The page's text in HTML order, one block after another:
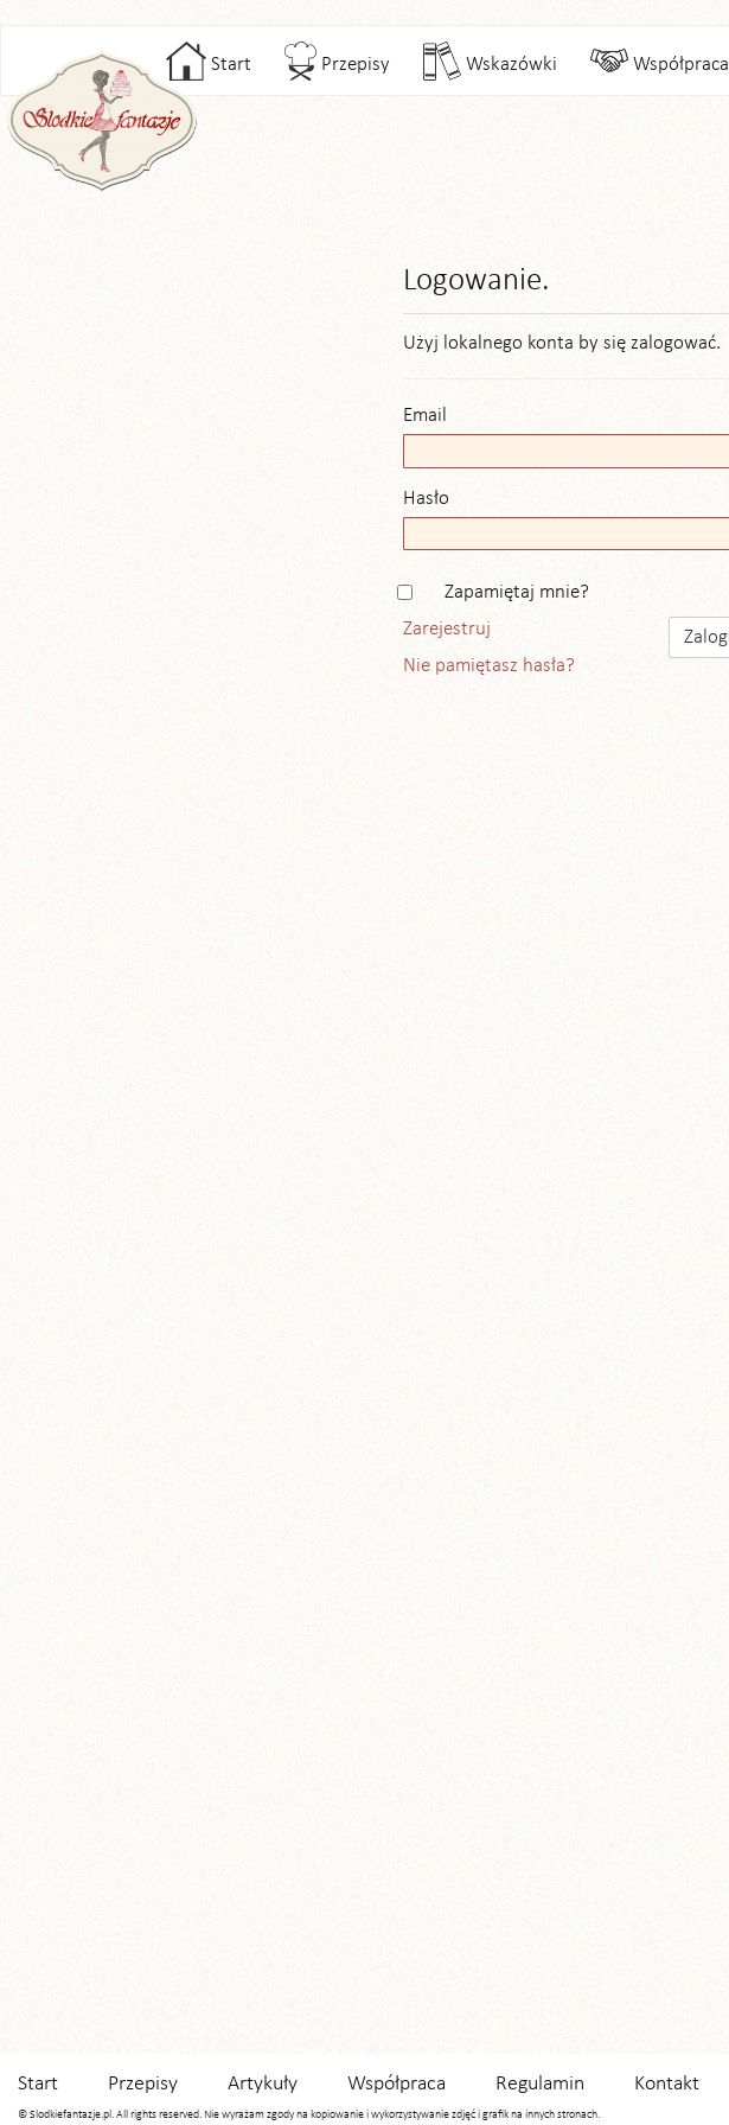
Start Przepisy Wskazówki Współpraca
Logowanie.
Użyj lokalnego konta by się zalogować.
Email
Hasło
Zapamiętaj mnie?
Zarejestruj
Nie pamiętasz hasła?
Start Przepisy Artykuły Współpraca Regulamin Kontakt
© Slodkiefantazje.pl. All rights reserved. Nie wyrażam zgody na kopiowanie i wykorzystywanie zdjęć i grafik na innych stronach.